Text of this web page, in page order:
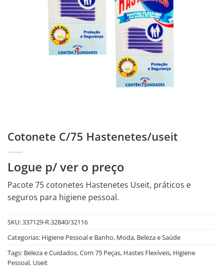
Cotonete C/75 Hastenetes/useit
Logue p/ ver o preço
Pacote 75 cotonetes Hastenetes Useit, práticos e
seguros para higiene pessoal.
SKU:337129-R.32840/32116
Categorias: Higiene Pessoal e Banho, Moda, Beleza e Saúde
Tags: Beleza e Cuidados,Com 75 Peças, Hastes Flexíveis, Higiene
Pessoal, Useit